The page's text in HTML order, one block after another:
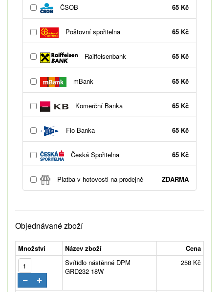
ČSOB 65 Kč
Poštovní spořitelna 65 Kč
Raiffeisenbank 65 Kč
mBank 65 Kč
Komerční Banka 65 Kč
Fio Banka 65 Kč
Česká Spořitelna 65 Kč
Platba v hotovosti na prodejně ZDARMA
Objednávané zboží
Množství Název zboží
Cena
Svítidlo nástěnné DPM
GRD232 18W
258 Kč